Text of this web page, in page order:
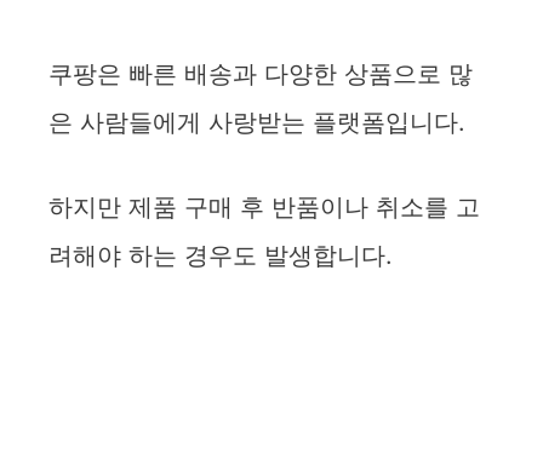
쿠팡은 빠른 배송과 다양한 상품으로 많
은 사람들에게 사랑받는 플랫폼입니다.
하지만 제품 구매 후 반품이나 취소를 고
려해야 하는 경우도 발생합니다.